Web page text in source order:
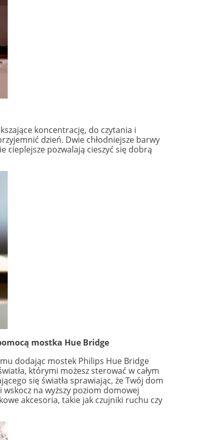
koncentrację, do czytania i
dzień. Dwie chłodniejsze barwy
cieplejsze pozwalają cieszyć się dobrą
mostka Hue Bridge
dodając mostek Philips Hue Bridge
którymi możesz sterować w całym
się światła sprawiając, że Twój dom
na wyższy poziom domowej
akcesoria, takie jak czujniki ruchu czy